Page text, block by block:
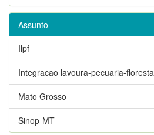
Assunto
Ilpf
Integracao lavoura-pecuaria-floresta
Mato Grosso
Sinop-MT